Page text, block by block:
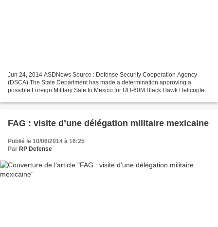
Jun 24, 2014 ASDNews Source : Defense Security Cooperation Agency
(DSCA) The State Department has made a determination approving a
possible Foreign Military Sale to Mexico for UH-60M Black Hawk Helicopters
FAG : visite d’une délégation militaire mexicaine
Publié le 10/06/2014 à 16:25
Par RP Defense